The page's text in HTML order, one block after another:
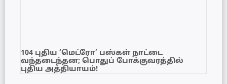
104 புதிய ‘மெட்ரோ’ பஸ்கள் நாட்டை
வந்தடைந்தன; பொதுப் போக்குவரத்தில்
புதிய அத்தியாயம்!